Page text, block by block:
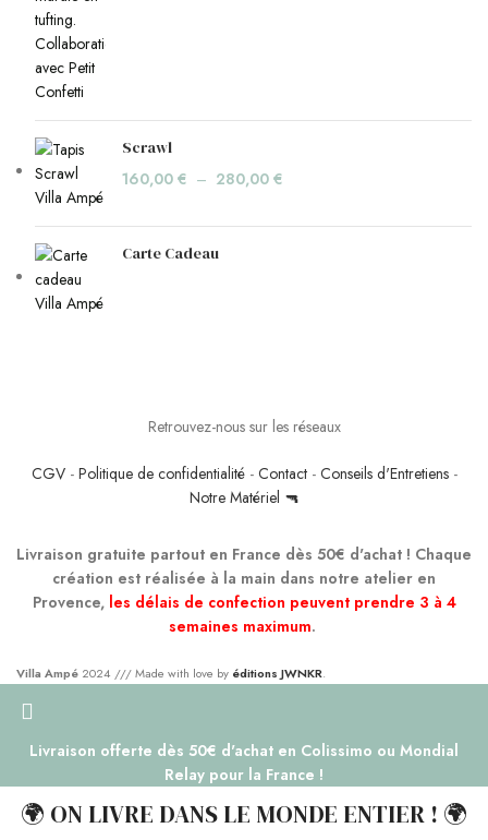
Scrawl
160,00 € – 280,00 €
Carte Cadeau
Retrouvez-nous sur les réseaux
CGV- Politique de confidentialité- Contact- Conseils d'Entretiens-
Notre Matériel 🔫
Livraison gratuite partout en France dès 50€ d'achat ! Chaque
création est réalisée à la main dans notre atelier en
Provence, les délais de confection peuvent prendre 3 à 4
semaines maximum.
Villa Ampé 2024 /// Made with love by éditions JWNKR.
Livraison offerte dès 50€ d'achat en Colissimo ou Mondial
Relay pour la France !
🌍 ON LIVRE DANS LE MONDE ENTIER ! 🌍